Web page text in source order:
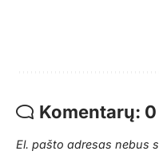
Komentarų: 0
El. pašto adresas nebus